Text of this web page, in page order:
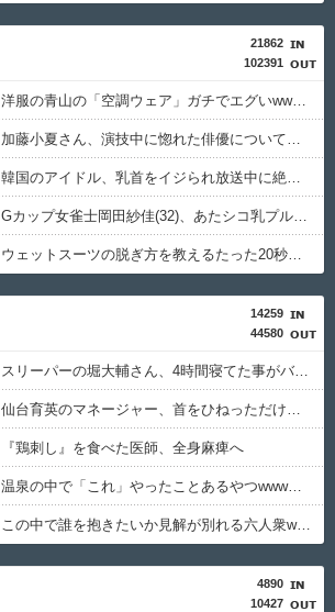
21862
102391
【悲報】洋服の青山の「空調ウェア」ガチでエグいwwwwwwwwwww
【悲報】加藤小夏さん、演技中に惚れた俳優について触れてしまう
【悲報】韓国のアイドル、乳首をイジられ放送中に絶頂を迎える...
【動画】Gカップ女雀士岡田紗佳(32)、あたシコ乳プルンプルンダンス
【朗報】ウェットスーツの脱ぎ方を教えるたった20秒の動画、900万回以上再生される
14259
44580
ショートスリーパーの堀大輔さん、4時間寝てた事がバレるwwwww
【悲報】仙台育英のマネージャー、首をひねっただけでウインクしたことにされてしまうｗｗｗ
『鶏刺し』を食べた医師、全身麻痺へ
【画像】温泉の中で「これ」やったことあるやつwwwwww
【画像】この中で誰を抱きたいか見解が別れる六人衆wwwwww
4890
10427